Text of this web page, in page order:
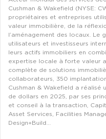
Location de plateformes
Location de plateformes
Location de plateformes
Location de plateformes
Location de plateformes
Cushman & Wakefield (NYSE:
propriétaires et entreprises
valeur immobilière, de la
l’aménagement des locaux. Le
utilisateurs et investisseurs
leurs actifs immobiliers en
expertise locale à forte valeur
complète de solutions
collaborateurs, 350
Cushman & Wakefield a réalisé
de dollars en 2025, par ses
et conseil à la transaction,
Asset Services, Facilities
Design+Build…